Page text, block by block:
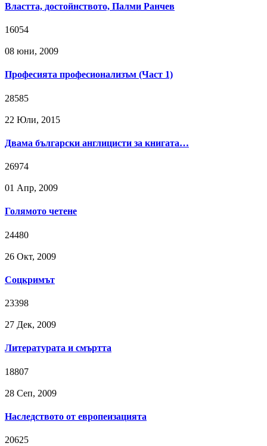
Властта, достойнството, Палми Ранчев
16054
08 юни, 2009
Професията професионализъм (Част 1)
28585
22 Юли, 2015
Двама български англицисти за книгата…
26974
01 Апр, 2009
Голямото четене
24480
26 Окт, 2009
Соцкримът
23398
27 Дек, 2009
Литературата и смъртта
18807
28 Сeп, 2009
Наследството от европеизацията
20625